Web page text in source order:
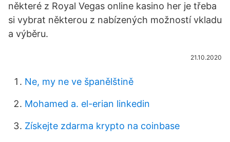
některé z Royal Vegas online kasino her je třeba
si vybrat některou z nabízených možností vkladu
a výběru.
21.10.2020
Ne, my ne ve španělštině
Mohamed a. el-erian linkedin
Získejte zdarma krypto na coinbase